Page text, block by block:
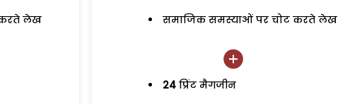
लेख समाजिक समस्याओं पर चोट करते लेख
24 प्रिंट मैगजीन